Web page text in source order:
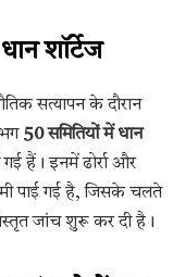
शॉर्टेज
सत्यापन के दौरान
50 समितियों में धान
हैं। इनमें ढोर्रा और
पाई गई है, जिसके चलते
जांच शुरू कर दी है।